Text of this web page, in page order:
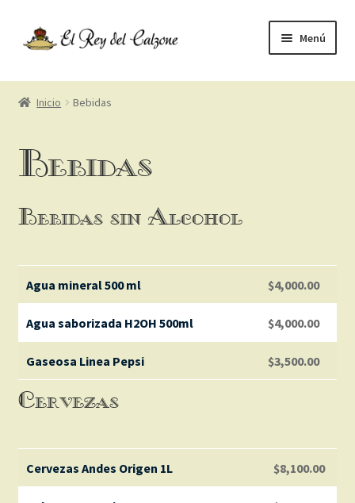
aa
Menú
Menu
Pastas e Sugerencias
Vitella e Pollo
Postres
Bebidas
Inicio Bebidas
Bebidas
Bebidas sin Alcohol
Agua mineral 500 ml $4,000.00
Agua saborizada H2OH 500ml $4,000.00
Gaseosa Linea Pepsi $3,500.00
Cervezas
Cervezas Andes Origen 1L $8,100.00